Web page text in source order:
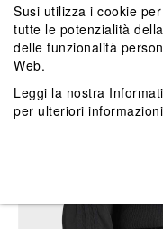
Susi utilizza i cookie
tutte le potenzialità
delle funzionalità
Web.
Leggi la nostra
per ulteriori